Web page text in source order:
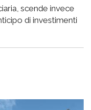
scende invece
di investimenti